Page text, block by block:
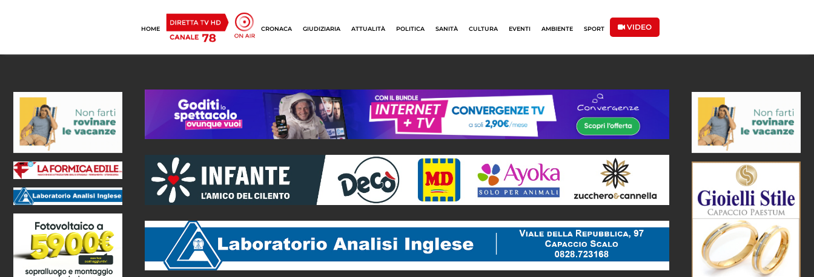
HOME CRONACA GIUDIZIARIA ATTUALITÀ POLITICA SANITÀ CULTURA EVENTI AMBIENTE SPORT VIDEO